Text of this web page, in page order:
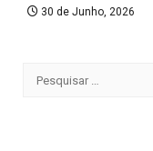
30 de Junho, 2026
Pesquisar